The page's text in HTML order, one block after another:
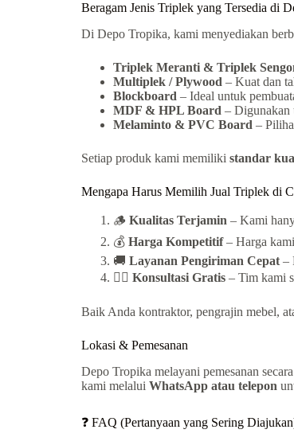
Beragam Jenis Triplek yang Tersedia di
Di Depo Tropika, kami menyediakan
Triplek Meranti & Triplek
Multiplek / Plywood – Kuat dan
Blockboard – Ideal untuk
MDF & HPL Board – Digunakan
Melaminto & PVC Board –
Setiap produk kami memiliki standar
Mengapa Harus Memilih Jual Triplek di
🪵 Kualitas Terjamin – Kami
💰 Harga Kompetitif– Harga
🚚 Layanan Pengiriman Cepat –
👷‍♂️ Konsultasi Gratis – Tim kami
Baik Anda kontraktor, pengrajin mebel,
Lokasi & Pemesanan
Depo Tropika melayani pemesanan secara
kami melalui WhatsApp atau telepon
❓ FAQ (Pertanyaan yang Sering